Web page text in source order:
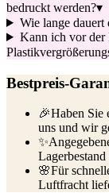
bedruckt werden?▾
Wie lange
Kann ich vor der
Bestpreis-
🎉Haben Sie
uns und wir
✨
🌸Für
Luftfracht